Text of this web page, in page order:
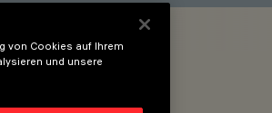
von Cookies auf Ihrem
und unsere